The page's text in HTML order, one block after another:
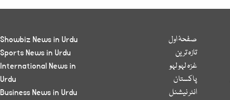
صفحۂ اول
تازہ ترین
غزہ لہو لہو
پاکستان
انٹر نیشنل
Showbiz News in Urdu
Sports News in Urdu
International News in
Urdu
Business News in Urdu